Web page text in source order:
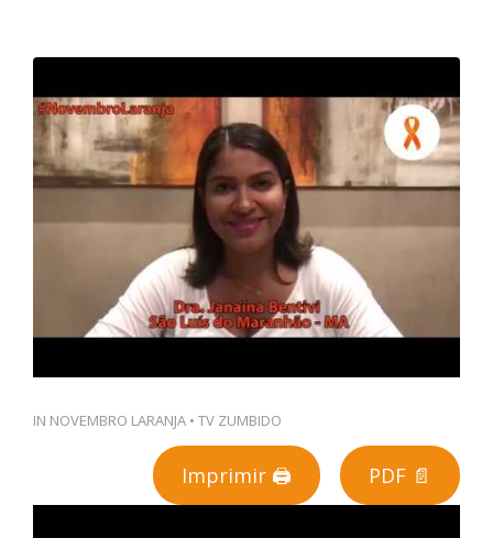
IN NOVEMBRO LARANJA • TV ZUMBIDO
Imprimir 🖨 PDF 📄